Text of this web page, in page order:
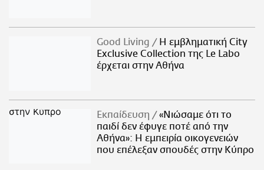
Good Living
Η εμβληματική City
Exclusive Collection της Le Labo
έρχεται στην Αθήνα
Εκπαίδευση
«Νιώσαμε ότι το
παιδί δεν έφυγε ποτέ από την
Αθήνα»: Η εμπειρία οικογενειών
που επέλεξαν σπουδές στην Κύπρο